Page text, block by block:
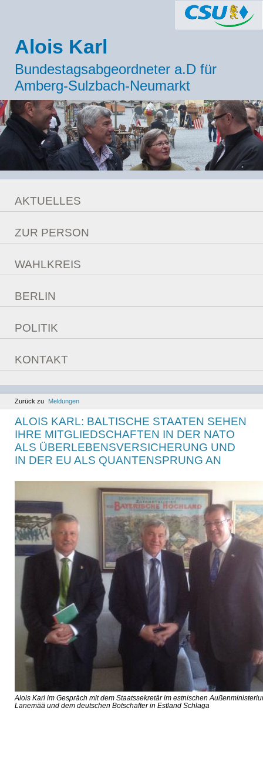
Alois Karl
Bundestagsabgeordneter a.D für
Amberg-Sulzbach-Neumarkt
AKTUELLES
Berlin Ticker
ZUR PERSON
Überzeugungen
WAHLKREIS
Bilder
BERLIN
Reden
POLITIK
Bilanz
Ziele
Kommunales
KONTAKT
Berlinfahrt
Zurück zu Meldungen
ALOIS KARL: BALTISCHE STAATEN SEHEN
IHRE MITGLIEDSCHAFTEN IN DER NATO
ALS ÜBERLEBENSVERSICHERUNG UND
IN DER EU ALS QUANTENSPRUNG AN
Alois Karl im Gespräch mit dem Staatssekretär im estnischen
Lanemää und dem deutschen Botschafter in Estland Schlaga